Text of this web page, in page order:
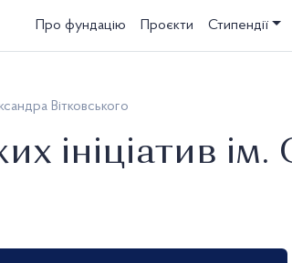
Про фундацію Проєкти Стипендії
Вітковського
ініціатив